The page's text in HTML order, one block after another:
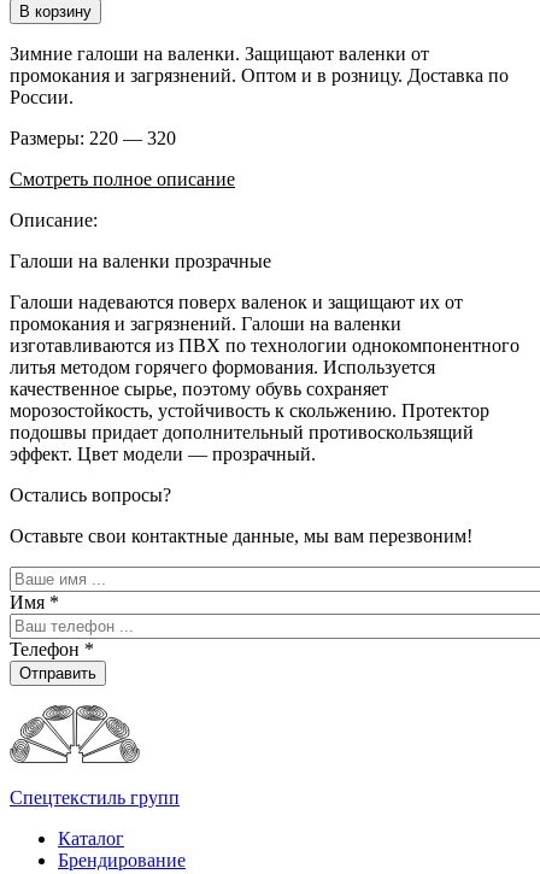
В корзину
Зимние галоши на валенки. Защищают валенки от
промокания и загрязнений. Оптом и в розницу. Доставка по
России.
Размеры: 220 — 320
Смотреть полное описание
Описание:
Галоши на валенки прозрачные
Галоши надеваются поверх валенок и защищают их от
промокания и загрязнений. Галоши на валенки
изготавливаются из ПВХ по технологии однокомпонентного
литья методом горячего формования. Используется
качественное сырье, поэтому обувь сохраняет
морозостойкость, устойчивость к скольжению. Протектор
подошвы придает дополнительный противоскользящий
эффект. Цвет модели — прозрачный.
Остались вопросы?
Оставьте свои контактные данные, мы вам перезвоним!
Имя *
Телефон *
Отправить
Спецтекстиль групп
Каталог
Брендирование